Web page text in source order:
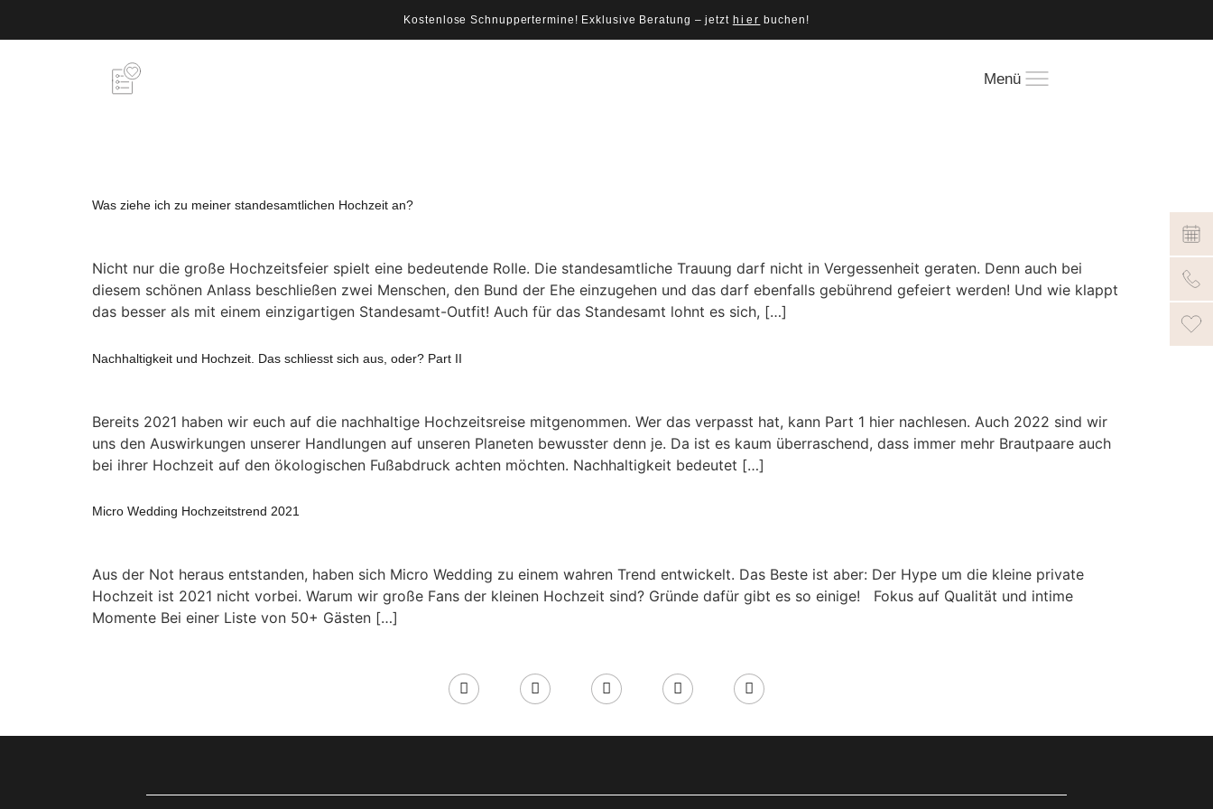
Kostenlose Schnuppertermine! Exklusive Beratung – jetzt hier buchen!
Menü
Was ziehe ich zu meiner standesamtlichen Hochzeit an?
Nicht nur die große Hochzeitsfeier spielt eine bedeutende Rolle. Die standesamtliche Trauung darf nicht in Vergessenheit geraten. Denn auch bei
diesem schönen Anlass beschließen zwei Menschen, den Bund der Ehe einzugehen und das darf ebenfalls gebührend gefeiert werden! Und wie klappt
das besser als mit einem einzigartigen Standesamt-Outfit! Auch für das Standesamt lohnt es sich, […]
Nachhaltigkeit und Hochzeit. Das schliesst sich aus, oder? Part II
Bereits 2021 haben wir euch auf die nachhaltige Hochzeitsreise mitgenommen. Wer das verpasst hat, kann Part 1 hier nachlesen. Auch 2022 sind wir
uns den Auswirkungen unserer Handlungen auf unseren Planeten bewusster denn je. Da ist es kaum überraschend, dass immer mehr Brautpaare auch
bei ihrer Hochzeit auf den ökologischen Fußabdruck achten möchten. Nachhaltigkeit bedeutet […]
Micro Wedding Hochzeitstrend 2021
Aus der Not heraus entstanden, haben sich Micro Wedding zu einem wahren Trend entwickelt. Das Beste ist aber: Der Hype um die kleine private
Hochzeit ist 2021 nicht vorbei. Warum wir große Fans der kleinen Hochzeit sind? Gründe dafür gibt es so einige! Fokus auf Qualität und intime
Momente Bei einer Liste von 50+ Gästen […]